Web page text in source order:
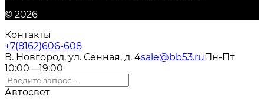
© 2026
Контакты
+7(8162)606-608
В. Новгород, ул. Сенная, д. 4sale@bb53.ruПн-Пт
10:00—19:00
Автосвет